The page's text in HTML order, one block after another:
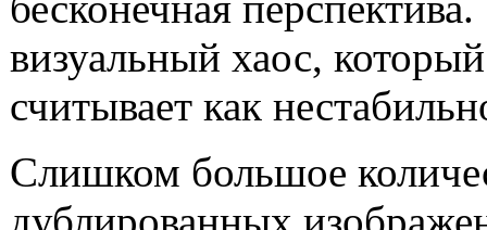
визуальный хаос,
считывает как
Слишком большое